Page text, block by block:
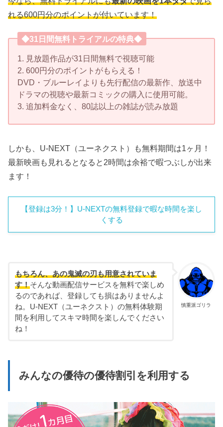
れる600円分のポイントが付いています！
◆31日間無料トライアルの特典◆
1. 見放題作品が31日間無料で視聴可能
2. 600円分のポイントがもらえる！
DVD・ブルーレイよりも先行配信の最新作、放送中
ドラマの視聴や最新コミックの購入に使用可能。
3. 追加料金なく、80誌以上の雑誌が読み放題
しかも、U-NEXT（ユーネクスト）も無料期間は1ヶ月！
最新映画も見れるとなると2時間は余裕で暇つぶしが出来
ます！
【登録は3分！】U-NEXTの無料登録で暇な時間を楽し
くする
慎重派ゴリラ
もちろん、あの鬼滅の刃も用意されていま
す！そんな動画配信サービスを無料で楽しめ
るのであれば、登録しても損はありませんよ
ね。U-NEXT（ユーネクスト）の無料体験期
間を利用してスキマ時間を楽しんでください
ね！
みんなの優待の優待割引を利用する